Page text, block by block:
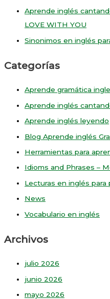
Aprende inglés
LOVE WITH YOU
Sinonimos en inglés
Categorías
Aprende gramática
Aprende inglés
Aprende inglés leyendo
Blog Aprende inglés
Herramientas para
Idioms and Phrases –
Lecturas en inglés para
News
Vocabulario en inglés
Archivos
julio 2026
junio 2026
mayo 2026